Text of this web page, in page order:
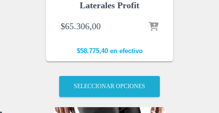
Laterales Profit
$65.306,00
$58.775,40en efectivo
SELECCIONAR OPCIONES